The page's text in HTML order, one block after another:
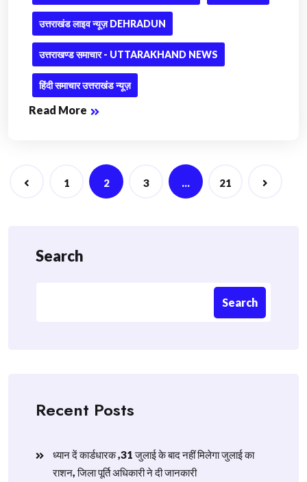
उत्तराखंड लाइव न्यूज़ DEHRADUN
उत्तराखण्ड समाचार - UTTARAKHAND NEWS
हिंदी समाचार उत्तराखंड न्यूज़
Read More
Posts
navigation
1 2 3 … 21
Search
Search
Recent Posts
ध्यान दें कार्डधारक ,31 जुलाई के बाद नहीं मिलेगा जुलाई का
राशन, जिला पूर्ति अधिकारी ने दी जानकारी